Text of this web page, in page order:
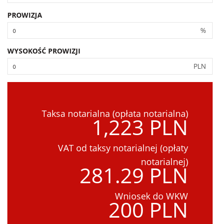
PROWIZJA
%
WYSOKOŚĆ PROWIZJI
PLN
Taksa notarialna (opłata notarialna)
1,223 PLN
VAT od taksy notarialnej (opłaty
notarialnej)
281.29 PLN
Wniosek do WKW
200 PLN